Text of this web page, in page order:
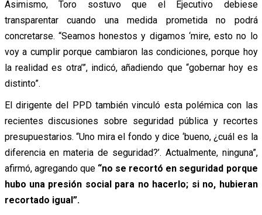
Asimismo, Toro sostuvo que el Ejecutivo debiese
transparentar cuando una medida prometida no podrá
concretarse. “Seamos honestos y digamos ‘mire, esto no lo
voy a cumplir porque cambiaron las condiciones, porque hoy
la realidad es otra’”, indicó, añadiendo que “gobernar hoy es
distinto”.
El dirigente del PPD también vinculó esta polémica con las
recientes discusiones sobre seguridad pública y recortes
presupuestarios. “Uno mira el fondo y dice ‘bueno, ¿cuál es la
diferencia en materia de seguridad?’. Actualmente, ninguna”,
afirmó, agregando que “no se recortó en seguridad porque
hubo una presión social para no hacerlo; si no, hubieran
recortado igual”.